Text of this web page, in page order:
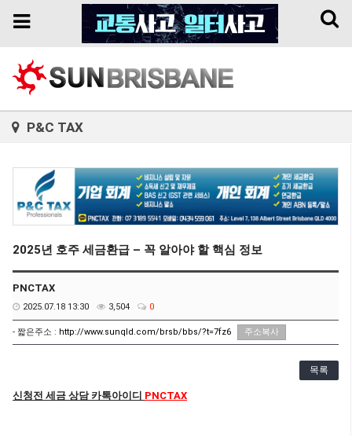
Toggle
Toggle
P&C TAX
2025년 호주 세금환급 – 꼭 알아야 할 핵심 정보
PNCTAX
2025.07.18 13:30 3,504 0
- 짧은주소 : http://www.sunqld.com/brsb/bbs/?t=7fz6 주소복사
목록
신청전 세금 상담 카톡아이디 PNCTAX